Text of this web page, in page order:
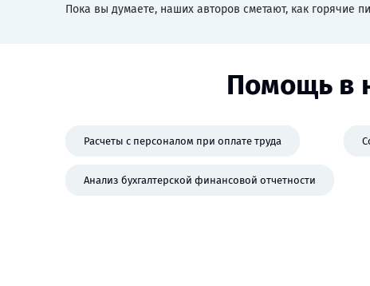
Пока вы думаете, наших авторов сметают, как горячие
Помощь в
Расчеты с персоналом при оплате труда
Анализ бухгалтерской финансовой отчетности